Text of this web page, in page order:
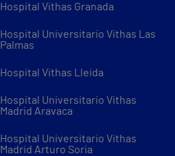
Hospital Vithas Granada
Hospital Universitario Vithas Las
Palmas
Hospital Vithas Lleida
Hospital Universitario Vithas
Madrid Aravaca
Hospital Universitario Vithas
Madrid Arturo Soria